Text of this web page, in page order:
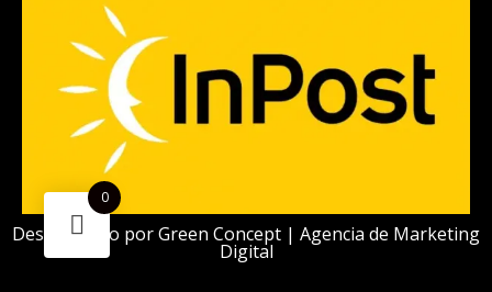
Desarrollado porGreen Concept | Agencia de Marketing
Digital
0